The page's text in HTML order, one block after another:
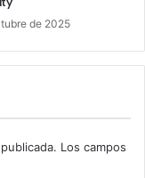
de 2025
Los campos